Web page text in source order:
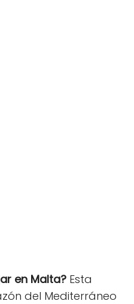
en Malta? Esta
del Mediterráneo